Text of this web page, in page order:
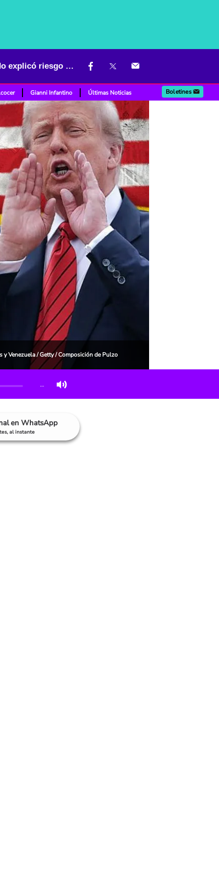
Miles de venezolanos en EE. UU. serían deportados pronto; abogado explicó riesgo que enfrentan
Gianni Infantino Últimas Noticias Boletines
y Venezuela / Getty / Composición de Pulzo
…
en WhatsApp
al instante